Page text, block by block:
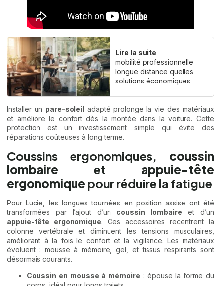
Lire la suite
mobilité professionnelle
longue distance quelles
solutions économiques
Installer un pare-soleil adapté prolonge la vie des matériaux
et améliore le confort dès la montée dans la voiture. Cette
protection est un investissement simple qui évite des
réparations coûteuses à long terme.
Coussins ergonomiques, coussin
lombaire et appuie-tête
ergonomique pour réduire la fatigue
Pour Lucie, les longues tournées en position assise ont été
transformées par l’ajout d’un coussin lombaire et d’un
appuie-tête ergonomique. Ces accessoires recentrent la
colonne vertébrale et diminuent les tensions musculaires,
améliorant à la fois le confort et la vigilance. Les matériaux
évoluent : mousse à mémoire, gel, et tissus respirants sont
désormais courants.
Coussin en mousse à mémoire : épouse la forme du